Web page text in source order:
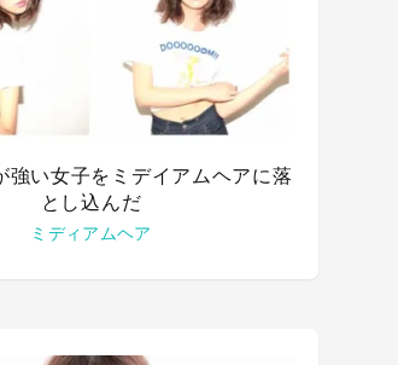
強い女子をミデイアムヘアに落
とし込んだ
ミディアムヘア